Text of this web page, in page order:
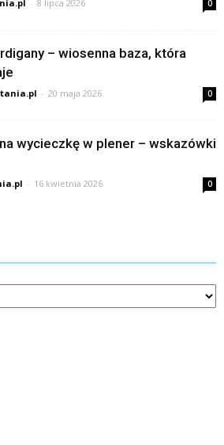
- 8 lipca 2026 0
– wiosenna baza, która
- 20 maja 2026 0
wycieczkę w plener – wskazówki
- 16 kwietnia 2026 0